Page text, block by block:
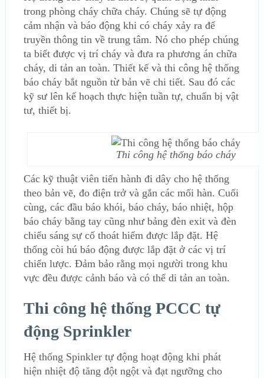
trong phòng cháy chữa cháy. Chúng sẽ tự động
cảm nhận và báo động khi có cháy xảy ra để
truyền thông tin về trung tâm. Nó cho phép chúng
ta biết được vị trí cháy và đưa ra phương án chữa
cháy, di tản an toàn. Thiết kế và thi công hệ thống
báo cháy bắt nguồn từ bản vẽ chi tiết. Sau đó các
kỹ sư lên kế hoạch thực hiện tuần tự, chuẩn bị vật
tư, thiết bị.
Thi công hệ thống báo cháy
Các kỹ thuật viên tiến hành đi dây cho hệ thống
theo bản vẽ, đo điện trở và gắn các mối hàn. Cuối
cùng, các đầu báo khói, báo cháy, báo nhiệt, hộp
báo cháy bằng tay cũng như bảng đèn exit và đèn
chiếu sáng sự cố thoát hiểm được lắp đặt. Hệ
thống còi hú báo động được lắp đặt ở các vị trí
chiến lược. Đảm bảo rằng mọi người trong khu
vực đều được cảnh báo và có thể di tản an toàn.
Thi công hệ thống PCCC tự
động Sprinkler
Hệ thống Spinkler tự động hoạt động khi phát
hiện nhiệt độ tăng đột ngột và đạt ngưỡng cho